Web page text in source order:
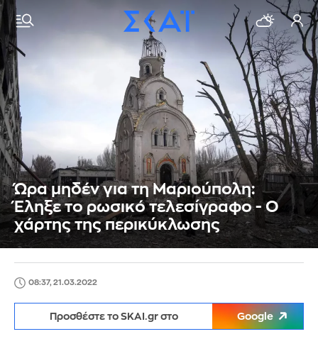
Ώρα μηδέν για τη Μαριούπολη:
Έληξε το ρωσικό τελεσίγραφο - Ο
χάρτης της περικύκλωσης
08:37, 21.03.2022
Προσθέστε το SKAI.gr στο Google